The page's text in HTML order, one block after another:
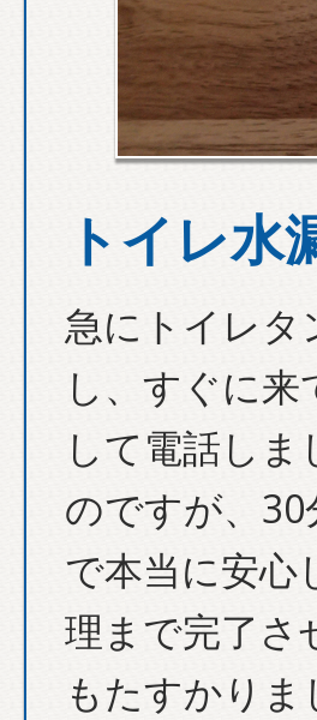
トイレ水
急にトイレタ
し、すぐに
して電話し
のですが、
で本当に安心
理まで完了さ
もたすかり